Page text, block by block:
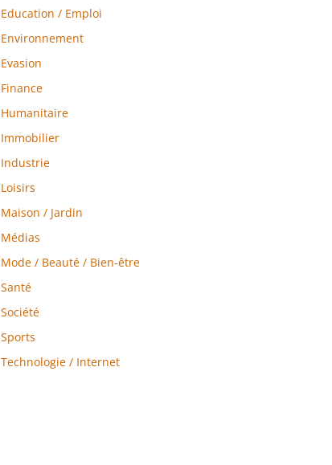
Education / Emploi
Environnement
Evasion
Finance
Humanitaire
Immobilier
Industrie
Loisirs
Maison / Jardin
Médias
Mode / Beauté / Bien-être
Santé
Société
Sports
Technologie / Internet